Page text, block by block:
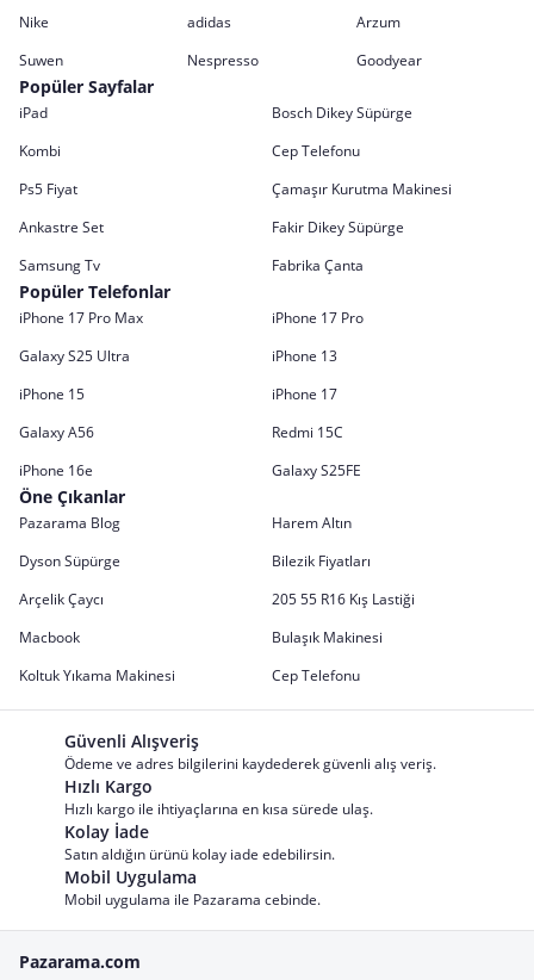
Nike adidas
Arzum
Suwen
Nespresso Goodyear
Popüler Sayfalar
iPad
Bosch Dikey Süpürge
Kombi
Cep Telefonu
Ps5 Fiyat
Çamaşır Kurutma Makinesi
Ankastre Set
Fakir Dikey Süpürge
Samsung Tv
Fabrika Çanta
Popüler Telefonlar
iPhone 17 Pro Max
iPhone 17 Pro
Galaxy S25 Ultra
iPhone 13
iPhone 15
iPhone 17
Galaxy A56
Redmi 15C
iPhone 16e
Galaxy S25FE
Öne Çıkanlar
Pazarama Blog
Harem Altın
Dyson Süpürge
Bilezik Fiyatları
Arçelik Çaycı
205 55 R16 Kış Lastiği
Macbook
Bulaşık Makinesi
Koltuk Yıkama Makinesi
Cep Telefonu
Güvenli Alışveriş
Ödeme ve adres bilgilerini kaydederek güvenli alış veriş.
Hızlı Kargo
Hızlı kargo ile ihtiyaçlarına en kısa sürede ulaş.
Kolay İade
Satın aldığın ürünü kolay iade edebilirsin.
Mobil Uygulama
Mobil uygulama ile Pazarama cebinde.
Pazarama.com